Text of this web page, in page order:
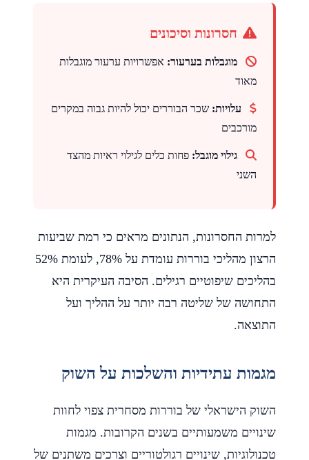
חסרונות וסיכונים
מוגבלות בערעור: אפשרויות ערעור מוגבלות
מאוד
עלויות: שכר הבוררים יכול להיות גבוה במקרים
מורכבים
גילוי מוגבל: פחות כלים לגילוי ראיות מהצד
השני
למרות החסרונות, הנתונים מראים כי רמת שביעות
הרצון מהליכי בוררות עומדת על 78%, לעומת 52%
בהליכים שיפוטיים רגילים. הסיבה העיקרית היא
התחושה של שליטה רבה יותר על ההליך ועל
התוצאה.
מגמות עתידיות והשלכות על השוק
השוק הישראלי של בוררות מסחרית צפוי לחוות
שינויים משמעותיים בשנים הקרובות. מגמות
טכנולוגיות, שינויים רגולטוריים וצרכים משתנים של